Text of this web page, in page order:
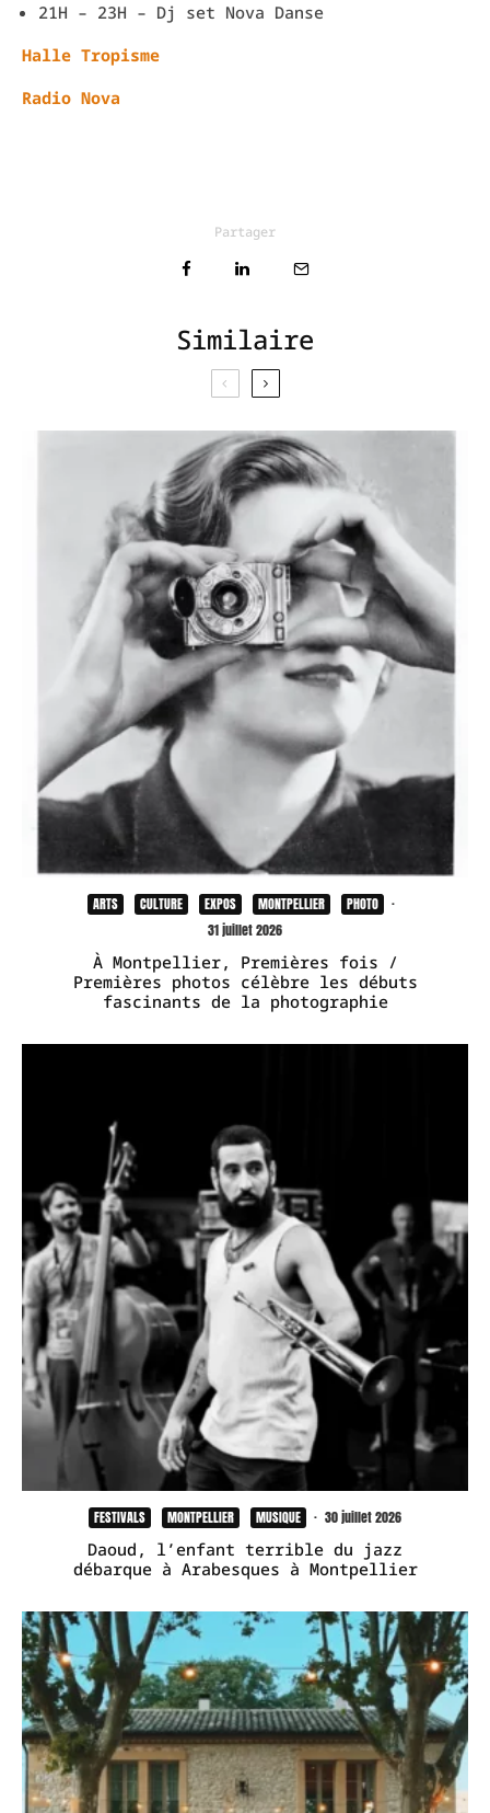
21H – 23H – Dj set Nova Danse
Halle Tropisme
Radio Nova
Partager
Similaire
ARTS CULTURE EXPOS MONTPELLIER PHOTO
·
31 juillet 2026
À Montpellier, Premières fois /
Premières photos célèbre les débuts
fascinants de la photographie
FESTIVALS MONTPELLIER MUSIQUE · 30 juillet 2026
Daoud, l’enfant terrible du jazz
débarque à Arabesques à Montpellier